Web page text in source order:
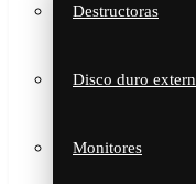
Destructoras
Disco duro
Monitores